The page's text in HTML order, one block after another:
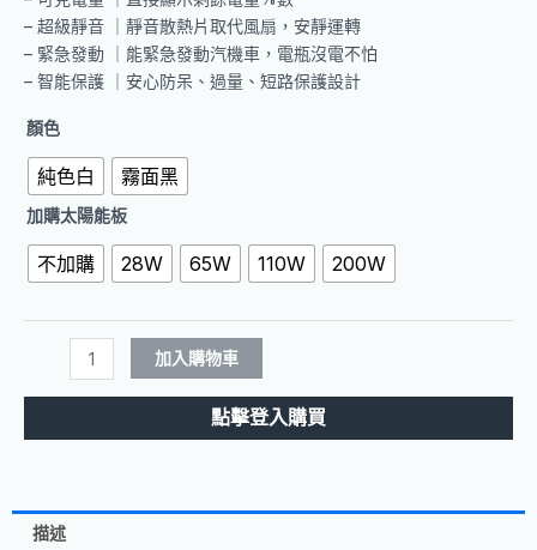
– 超級靜音 ｜靜音散熱片取代風扇，安靜運轉
– 緊急發動 ｜能緊急發動汽機車，電瓶沒電不怕
– 智能保護 ｜安心防呆、過量、短路保護設計
顏色
純色白 霧面黑
加購太陽能板
不加購 28W 65W 110W 200W
【Roommi】
多
功
能
動
電
源
器
(兩
色
加入購物車
點擊登入購買
描述